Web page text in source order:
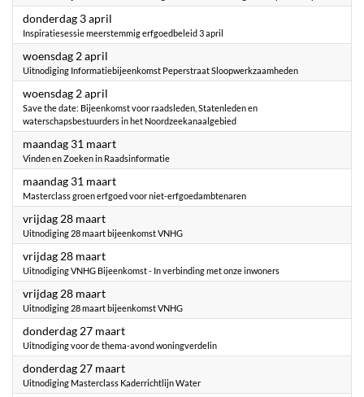
donderdag 3 april
Inspiratiesessie meerstemmig erfgoedbeleid 3 april
woensdag 2 april
Uitnodiging Informatiebijeenkomst Peperstraat Sloopwerkzaamheden
woensdag 2 april
Save the date: Bijeenkomst voor raadsleden, Statenleden en
waterschapsbestuurders in het Noordzeekanaalgebied
maandag 31 maart2025
Vinden en Zoeken in Raadsinformatie
maandag 31 maart2025
Masterclass groen erfgoed voor niet-erfgoedambtenaren
vrijdag 28 maart2025
Uitnodiging 28 maart bijeenkomst VNHG
vrijdag 28 maart2025
Uitnodiging VNHG Bijeenkomst - In verbinding met onze inwoners
vrijdag 28 maart2025
Uitnodiging 28 maart bijeenkomst VNHG
donderdag 27 maart2025
Uitnodiging voor de thema-avond woningverdelin
donderdag 27 maart2025
Uitnodiging Masterclass Kaderrichtlijn Water